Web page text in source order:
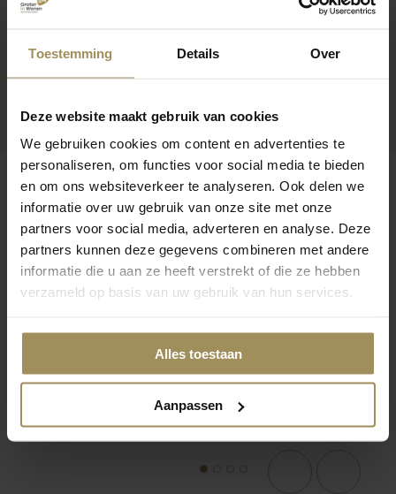
Toestemming Details Over
Deze website maakt gebruik van cookies
We gebruiken cookies om content en advertenties te
personaliseren, om functies voor social media te bieden
en om ons websiteverkeer te analyseren. Ook delen we
informatie over uw gebruik van onze site met onze
partners voor social media, adverteren en analyse. Deze
partners kunnen deze gegevens combineren met andere
informatie die u aan ze heeft verstrekt of die ze hebben
verzameld op basis van uw gebruik van hun services.
Alles toestaan
Aanpassen
Op zoek naar meer inspiratie?
TV-meubels Salontafels
1